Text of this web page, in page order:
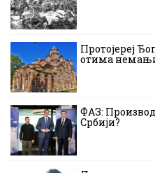
Протојереј
отима
ФАЗ:
Србији?